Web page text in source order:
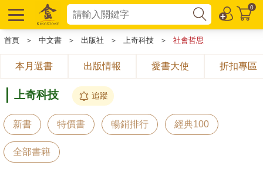
0
首頁 ＞ 中文書 ＞ 出版社 ＞ 上奇科技 ＞ 社會哲思
本月選書 出版情報 愛書大使 折扣專區
上奇科技 追蹤
新書 特價書 暢銷排行 經典100
全部書籍